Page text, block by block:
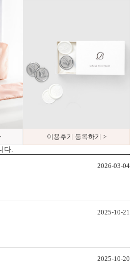
지
고급
.
.
테두리 정밀 마감
테두리를 직각 또는 라운드로 무
이용후기 등록하기 >
다.
2026-03-04
2025-10-21
2025-10-20